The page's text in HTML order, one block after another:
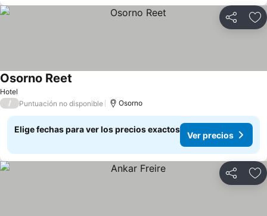
Compartir
Hotel
Osorno Reet
/ Puntuación no disponible Osorno
Elige fechas para ver los precios exactos
Ver precios
Compartir